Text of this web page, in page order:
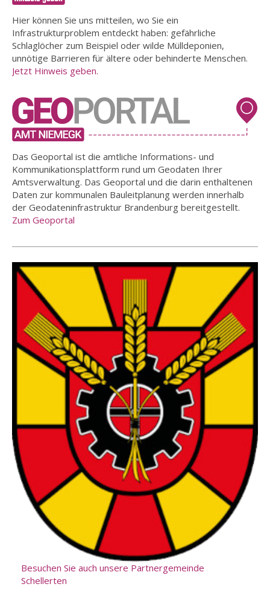
Hier können Sie uns mitteilen, wo Sie ein
Infrastrukturproblem entdeckt haben: gefährliche
Schlaglöcher zum Beispiel oder wilde Mülldeponien,
unnötige Barrieren für ältere oder behinderte Menschen.
Jetzt Hinweis geben.
Das Geoportal ist die amtliche Informations- und
Kommunikationsplattform rund um Geodaten Ihrer
Amtsverwaltung. Das Geoportal und die darin enthaltenen
Daten zur kommunalen Bauleitplanung werden innerhalb
der Geodateninfrastruktur Brandenburg bereitgestellt.
Zum Geoportal
Besuchen Sie auch unsere Partnergemeinde
Schellerten